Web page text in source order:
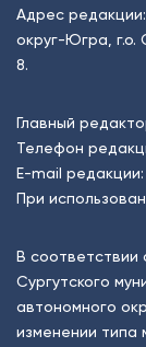
Адрес
округ-Югра, г.о.
8.
Главный
Телефон
E-mail редакции:
При
В соответствии
Сургутского
автономного
изменении типа